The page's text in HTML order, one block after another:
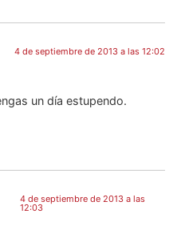
4 de septiembre de 2013 a las 12:02
un día estupendo.
4 de septiembre de 2013 a las
12:03